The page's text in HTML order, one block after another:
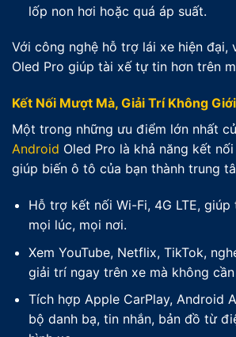
lốp non hơi hoặc quá áp suất.
Với công nghệ hỗ trợ lái xe hiện đại,
Oled Pro giúp tài xế tự tin hơn trên
Kết Nối Mượt Mà, Giải Trí Không
Một trong những ưu điểm lớn nhất
Android Oled Pro là khả năng kết
giúp biến ô tô của bạn thành trung
Hỗ trợ kết nối Wi-Fi, 4G LTE,
mọi lúc, mọi nơi.
Xem YouTube, Netflix, TikTok,
giải trí ngay trên xe mà không
Tích hợp Apple CarPlay, Android
bộ danh bạ, tin nhắn, bản đồ từ